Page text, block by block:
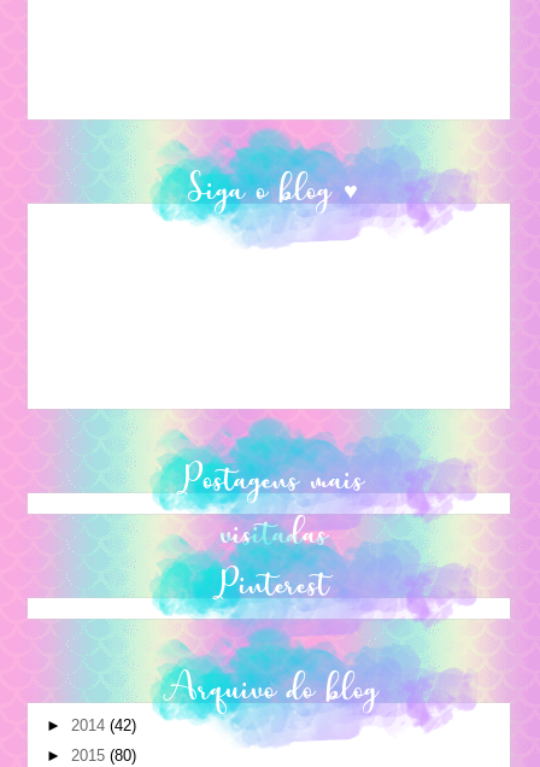
Siga o blog ♥
Postagens mais
visitadas
Pinterest
Arquivo do blog
► 2014 (42)
► 2015 (80)